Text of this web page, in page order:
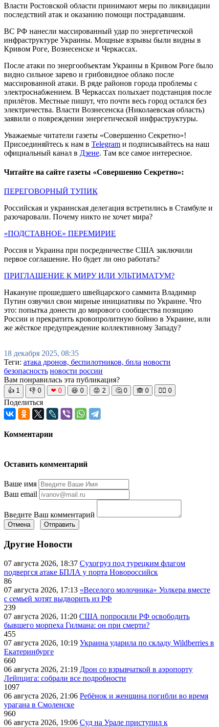
Власти Ростовской области принимают меры по ликвидации
последствий атак и оказанию помощи пострадавшим.
ВС РФ нанесли массированный удар по энергетической
инфраструктуре Украины. Мощные взрывы были видны в
Кривом Роге, Вознесенске и Черкассах.
После атаки по энергообъектам Украины в Кривом Роге было
видно сильное зарево и грибовидное облако после
массированной атаки. В ряде районов города проблемы с
электроснабжением. В Черкассах полыхает подстанция после
прилётов. Местные пишут, что почти весь город остался без
электричества. Власти Вознесенска (Николаевская область)
заявили о повреждении энергетической инфраструктуры.
Уважаемые читатели газеты «Совершенно Секретно»!
Присоединяйтесь к нам в Telegram и подписывайтесь на наш
официальный канал в Дзене. Там все самое интересное.
Читайте на сайте газеты «Совершенно Секретно»:
ПЕРЕГОВОРНЫЙ ТУПИК
Российская и украинская делегация встретились в Стамбуле и
разочаровали. Почему никто не хочет мира?
«ПОДСТАВНОЕ» ПЕРЕМИРИЕ
Россия и Украина при посредничестве США заключили
первое соглашение. Но будет ли оно работать?
ПРИГЛАШЕНИЕ К МИРУ ИЛИ УЛЬТИМАТУМ?
Накануне прошедшего швейцарского саммита Владимир
Путин озвучил свои мирные инициативы по Украине. Что
это: попытка донести до мирового сообщества позицию
России и прекратить кровопролитную бойню в Украине, или
же жёсткое предупреждение коллективному Западу?
18 декабря 2025, 08:35
Теги: атака дронов, беспилотников, бпла новости
безопасность новости россии
Вам понравилась эта публикация?
👍 1 👎 0 ❤ 0 😆 0 😡 2 🤔 0 🙈 0 🧘‍♀️ 0
Поделиться
Комментарии
Оставить комментарий
Ваше имя
Ваш email
Введите Ваш комментарий
Отмена Отправить
Другие Новости
07 августа 2026, 18:37 Сухогруз под турецким флагом
подвергся атаке БПЛА у порта Новороссийск
86
07 августа 2026, 17:13 «Веселого молочника» Уолкера вместе
с семьей хотят выдворить из РФ
239
07 августа 2026, 11:20 США попросили РФ освободить
бывшего морпеха Гилмана: он при смерти?
455
07 августа 2026, 10:19 Украина ударила по складу Wildberries в
Екатеринбурге
660
06 августа 2026, 21:19 Дрон со взрывчаткой в аэропорту
Лейпцига: собрали все подробности
1097
06 августа 2026, 21:06 Ребёнок и женщина погибли во время
урагана в Смоленске
960
06 августа 2026, 19:06 Суд на Урале приступил к